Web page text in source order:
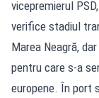
vicepremierul
verifice stadiul
Marea Neagră,
pentru care s-a
europene. În port